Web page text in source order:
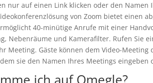
nur auf einen Link klicken oder den
von Zoom bietet einen
40-minütige Anrufe mit einer
Nebenräume und Kamerafilter. Rufen Sie
Meeting. Gäste können dem Video-
sie den Namen Ihres Meetings